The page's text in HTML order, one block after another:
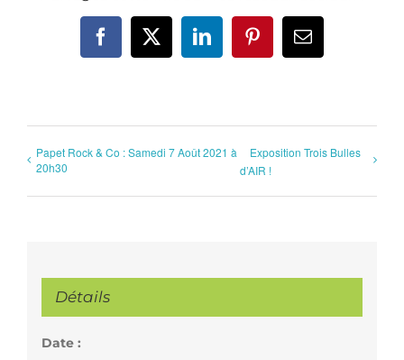
Facebook
X LinkedInPinterestEmail
Papet Rock & Co : Samedi 7 Août 2021 à
20h30
Exposition Trois Bulles
d’AIR !
Détails
Date :